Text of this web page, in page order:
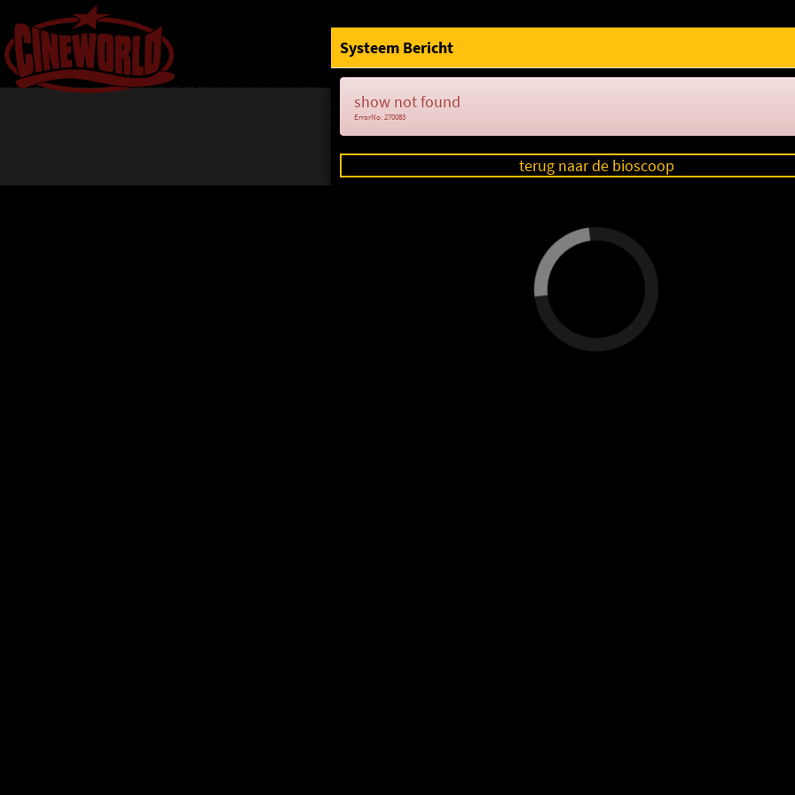
Systeem Bericht
show not found
ErrorNo. 270083
terug naar de bioscoop